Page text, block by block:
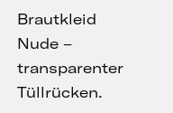
Brautkleid
Nude –
transparenter
Tüllrücken.